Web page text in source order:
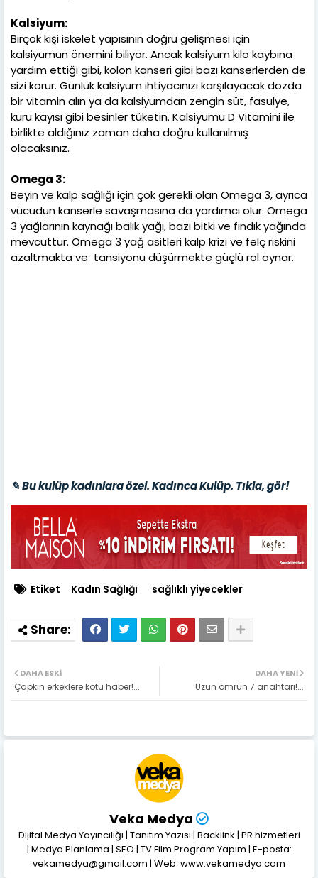
Kalsiyum:
Birçok kişi iskelet yapısının doğru gelişmesi için
kalsiyumun önemini biliyor. Ancak kalsiyum kilo kaybına
yardım ettiği gibi, kolon kanseri gibi bazı kanserlerden de
sizi korur. Günlük kalsiyum ihtiyacınızı karşılayacak dozda
bir vitamin alın ya da kalsiyumdan zengin süt, fasulye,
kuru kayısı gibi besinler tüketin. Kalsiyumu D Vitamini ile
birlikte aldığınız zaman daha doğru kullanılmış
olacaksınız.
Omega 3:
Beyin ve kalp sağlığı için çok gerekli olan Omega 3, ayrıca
vücudun kanserle savaşmasına da yardımcı olur. Omega
3 yağlarının kaynağı balık yağı, bazı bitki ve fındık yağında
mevcuttur. Omega 3 yağ asitleri kalp krizi ve felç riskini
azaltmakta ve tansiyonu düşürmekte güçlü rol oynar.
✎ Bu kulüp kadınlara özel. Kadınca Kulüp. Tıkla, gör!
Etiket Kadın Sağlığı sağlıklı yiyecekler
DAHA YENI
Uzun ömrün 7 anahtarı!...
DAHA ESKI
Çapkın erkeklere kötü haber!...
Veka Medya
Dijital Medya Yayıncılığı | Tanıtım Yazısı | Backlink | PR hizmetleri
| Medya Planlama | SEO | TV Film Program Yapım | E-posta:
vekamedya@gmail.com | Web: www.vekamedya.com